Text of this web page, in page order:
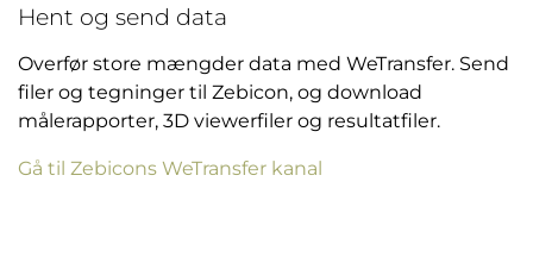
Hent og send data
Overfør store mængder data med WeTransfer. Send
filer og tegninger til Zebicon, og download
målerapporter, 3D viewerfiler og resultatfiler.
Gå til Zebicons WeTransfer kanal